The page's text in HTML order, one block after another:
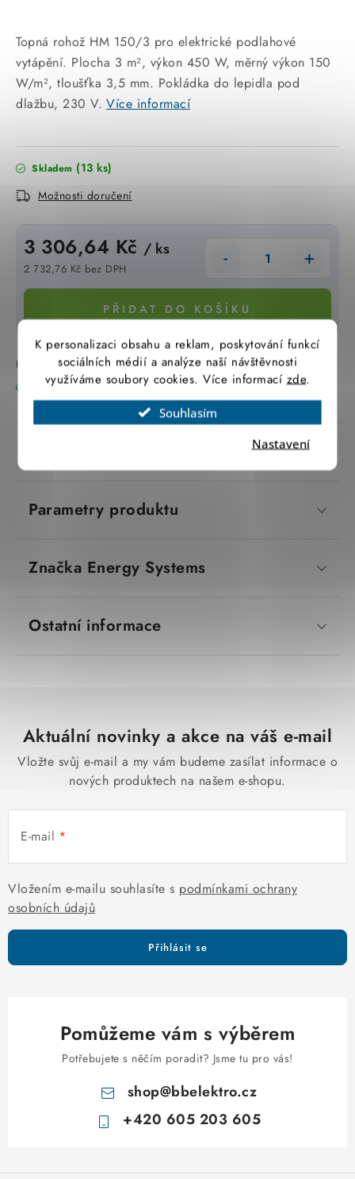
K personalizaci obsahu a reklam, poskytování funkcí
sociálních médií a analýze naší návštěvnosti
využíváme soubory cookies. Více informacízde.
Souhlasím
Nastavení
SVÍTIDLA domovní
LED osvětlení
SVÍTIDLA interiérová
NÁŘADÍ
Položky bez zařazené kategorie dle výrobců
VÁNOCE
Otevírací doba výdejny
Obchodní podmínky
Ochrana osobních údajů
Moje objednávka
Topná rohož HM 150/3 pro elektrické podlahové
vytápění. Plocha 3 m², výkon 450 W, měrný výkon 150
W/m², tloušťka 3,5 mm. Pokládka do lepidla pod
dlažbu, 230 V. Více informací
Skladem (13 ks)
Možnosti doručení
3 306,64 Kč / ks
2 732,76 Kč bez DPH
Měrná cena:
PŘIDAT DO KOŠÍKU
Kód zboží:0253678 Záruka:2 roky
Tisk
Zeptat se Hlídat Sdílet
Parametry produktu
Značka Energy Systems
Ostatní informace
Aktuální novinky a akce na váš e-mail
Vložte svůj e-mail a my vám budeme zasílat informace o
nových produktech na našem e-shopu.
E-mail
Vložením e-mailu souhlasíte s podmínkami ochrany
osobních údajů
Přihlásit se
Pomůžeme vám s výběrem
Potřebujete s něčím poradit? Jsme tu pro vás!
shop@bbelektro.cz
+420 605 203 605